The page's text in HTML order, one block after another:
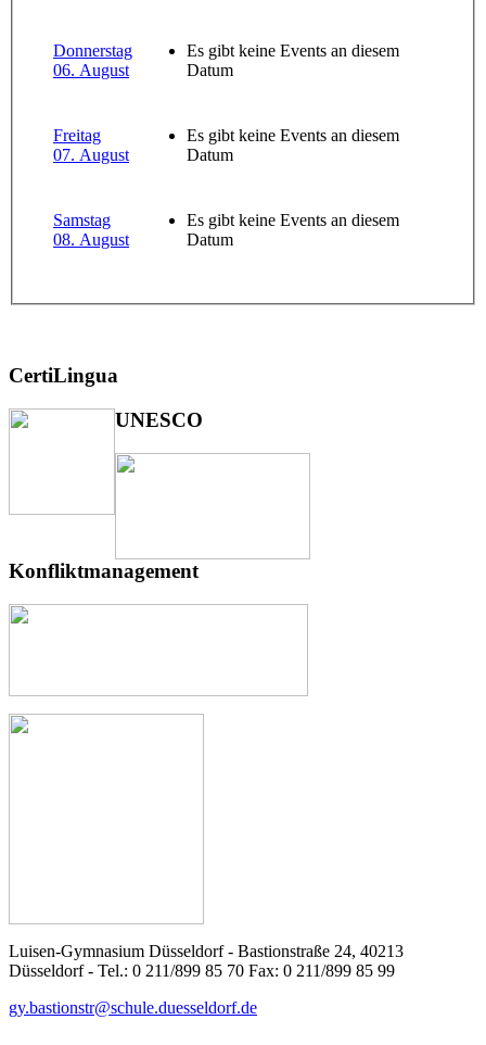
Donnerstag
06. August
Es gibt keine Events an diesem
Datum
Freitag
07. August
Es gibt keine Events an diesem
Datum
Samstag
08. August
Es gibt keine Events an diesem
Datum
CertiLingua
UNESCO
Konfliktmanagement
Luisen-Gymnasium Düsseldorf - Bastionstraße 24, 40213
Düsseldorf - Tel.: 0 211/899 85 70 Fax: 0 211/899 85 99
gy.bastionstr@schule.duesseldorf.de